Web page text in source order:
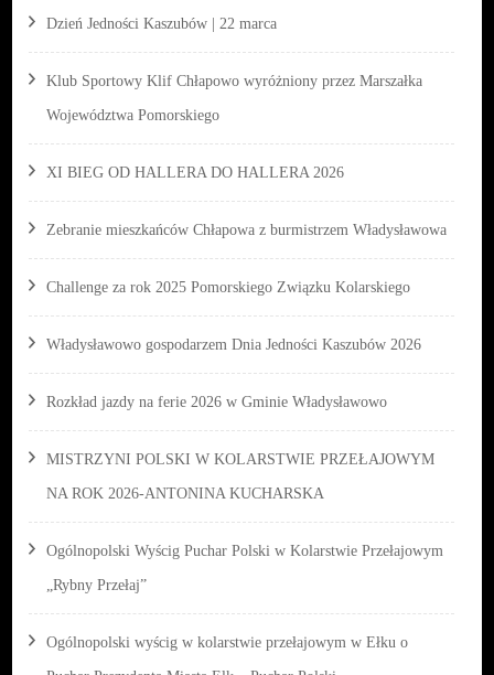
Dzień Jedności Kaszubów | 22 marca
Klub Sportowy Klif Chłapowo wyróżniony przez Marszałka
Województwa Pomorskiego
XI BIEG OD HALLERA DO HALLERA 2026
Zebranie mieszkańców Chłapowa z burmistrzem Władysławowa
Challenge za rok 2025 Pomorskiego Związku Kolarskiego
Władysławowo gospodarzem Dnia Jedności Kaszubów 2026
Rozkład jazdy na ferie 2026 w Gminie Władysławowo
MISTRZYNI POLSKI W KOLARSTWIE PRZEŁAJOWYM
NA ROK 2026-ANTONINA KUCHARSKA
Ogólnopolski Wyścig Puchar Polski w Kolarstwie Przełajowym
„Rybny Przełaj”
Ogólnopolski wyścig w kolarstwie przełajowym w Ełku o